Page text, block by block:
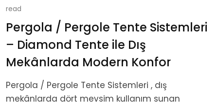
read
Pergola / Pergole Tente Sistemleri
– Diamond Tente ile Dış
Mekânlarda Modern Konfor
Pergola / Pergole Tente Sistemleri , dış
mekânlarda dört mevsim kullanım sunan